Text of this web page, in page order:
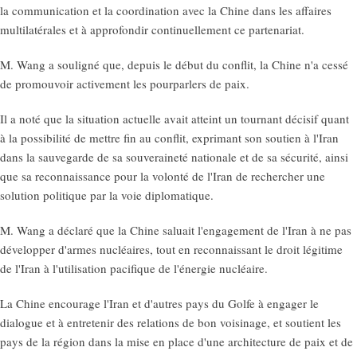
la communication et la coordination avec la Chine dans les affaires
multilatérales et à approfondir continuellement ce partenariat.
M. Wang a souligné que, depuis le début du conflit, la Chine n'a cessé
de promouvoir activement les pourparlers de paix.
Il a noté que la situation actuelle avait atteint un tournant décisif quant
à la possibilité de mettre fin au conflit, exprimant son soutien à l'Iran
dans la sauvegarde de sa souveraineté nationale et de sa sécurité, ainsi
que sa reconnaissance pour la volonté de l'Iran de rechercher une
solution politique par la voie diplomatique.
M. Wang a déclaré que la Chine saluait l'engagement de l'Iran à ne pas
développer d'armes nucléaires, tout en reconnaissant le droit légitime
de l'Iran à l'utilisation pacifique de l'énergie nucléaire.
La Chine encourage l'Iran et d'autres pays du Golfe à engager le
dialogue et à entretenir des relations de bon voisinage, et soutient les
pays de la région dans la mise en place d'une architecture de paix et de